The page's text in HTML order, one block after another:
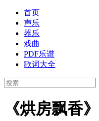
首页
声乐
器乐
戏曲
PDF乐谱
歌词大全
《烘房飘香